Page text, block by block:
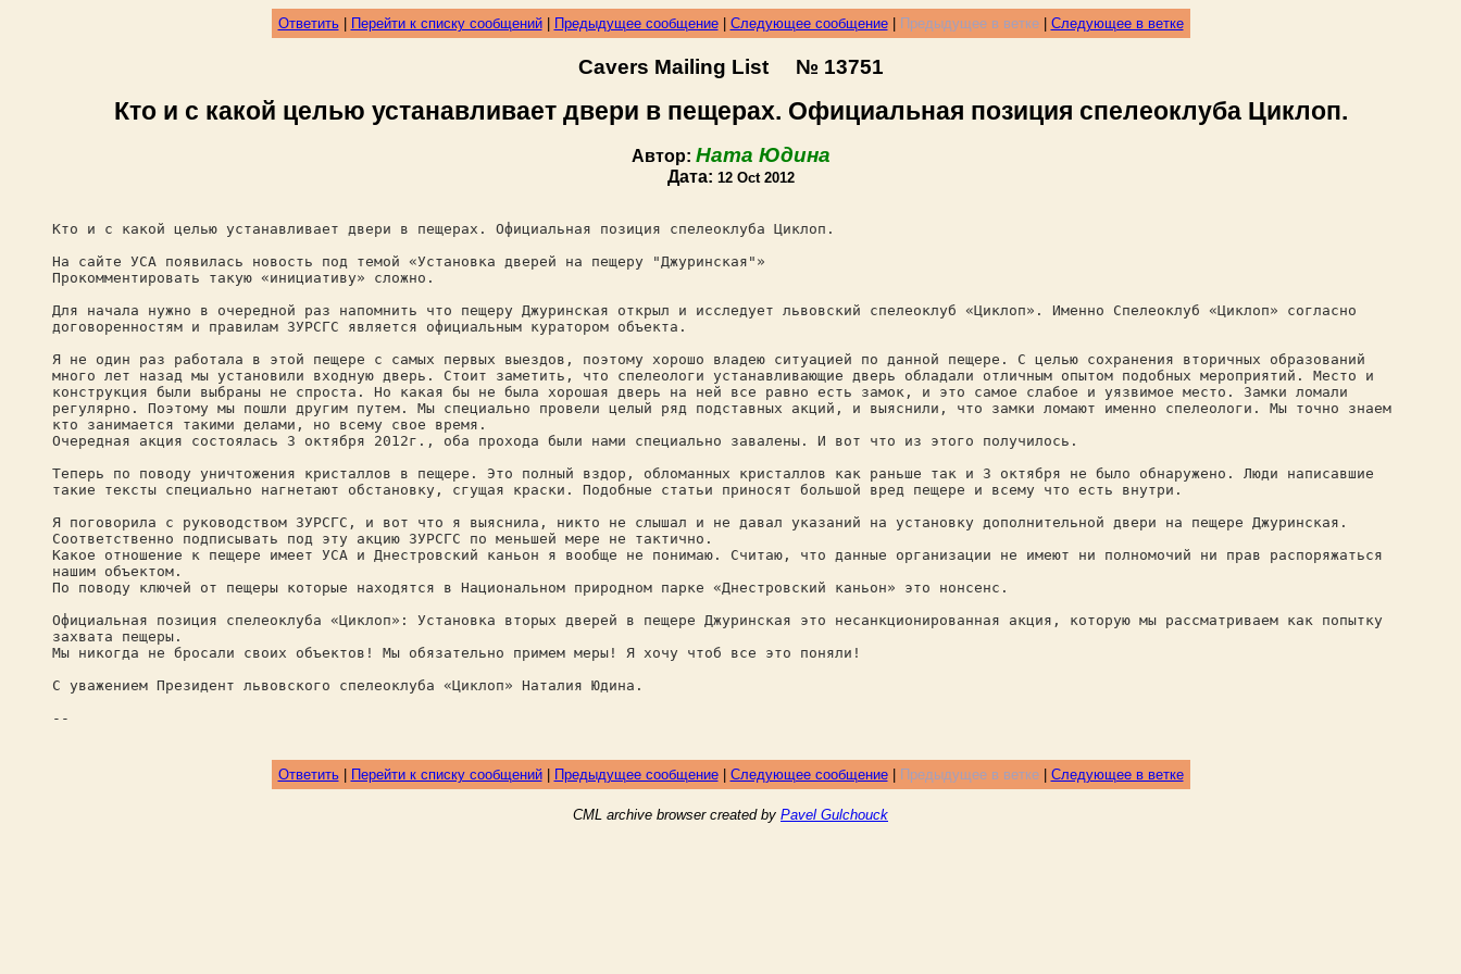
Ответить| Перейти к списку сообщений| Предыдущее сообщение| Следующее сообщение| Предыдущее в ветке| Следующее в ветке
Cavers Mailing List № 13751
Кто и с какой целью устанавливает двери в пещерах. Официальная позиция спелеоклуба Циклоп.
Автор: Ната Юдина
Дата: 12 Oct 2012
Кто и с какой целью устанавливает двери в пещерах. Официальная позиция спелеоклуба Циклоп.
На сайте УСА появилась новость под темой «Установка дверей на пещеру "Джуринская"»
Прокомментировать такую «инициативу» сложно.
Для начала нужно в очередной раз напомнить что пещеру Джуринская открыл и исследует львовский спелеоклуб «Циклоп». Именно Спелеоклуб «Циклоп» согласно
договоренностям и правилам ЗУРСГС является официальным куратором объекта.
Я не один раз работала в этой пещере с самых первых выездов, поэтому хорошо владею ситуацией по данной пещере. С целью сохранения вторичных образований
много лет назад мы установили входную дверь. Стоит заметить, что спелеологи устанавливающие дверь обладали отличным опытом подобных мероприятий. Место и
конструкция были выбраны не спроста. Но какая бы не была хорошая дверь на ней все равно есть замок, и это самое слабое и уязвимое место. Замки ломали
регулярно. Поэтому мы пошли другим путем. Мы специально провели целый ряд подставных акций, и выяснили, что замки ломают именно спелеологи. Мы точно знаем
кто занимается такими делами, но всему свое время.
Очередная акция состоялась 3 октября 2012г., оба прохода были нами специально завалены. И вот что из этого получилось.
Теперь по поводу уничтожения кристаллов в пещере. Это полный вздор, обломанных кристаллов как раньше так и 3 октября не было обнаружено. Люди написавшие
такие тексты специально нагнетают обстановку, сгущая краски. Подобные статьи приносят большой вред пещере и всему что есть внутри.
Я поговорила с руководством ЗУРСГС, и вот что я выяснила, никто не слышал и не давал указаний на установку дополнительной двери на пещере Джуринская.
Соответственно подписывать под эту акцию ЗУРСГС по меньшей мере не тактично.
Какое отношение к пещере имеет УСА и Днестровский каньон я вообще не понимаю. Считаю, что данные организации не имеют ни полномочий ни прав распоряжаться
нашим объектом.
По поводу ключей от пещеры которые находятся в Национальном природном парке «Днестровский каньон» это нонсенс.
Официальная позиция спелеоклуба «Циклоп»: Установка вторых дверей в пещере Джуринская это несанкционированная акция, которую мы рассматриваем как попытку
захвата пещеры.
Мы никогда не бросали своих объектов! Мы обязательно примем меры! Я хочу чтоб все это поняли!
С уважением Президент львовского спелеоклуба «Циклоп» Наталия Юдина.
--
Ответить| Перейти к списку сообщений| Предыдущее сообщение| Следующее сообщение| Предыдущее в ветке| Следующее в ветке
CML archive browser created by Pavel Gulchouck